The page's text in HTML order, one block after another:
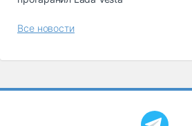
Все новости